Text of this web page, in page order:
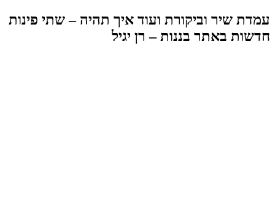
עמדת שיר וביקורת ועוד איך תהיה – שתי פינות
חדשות באתר בננות – רן יגיל